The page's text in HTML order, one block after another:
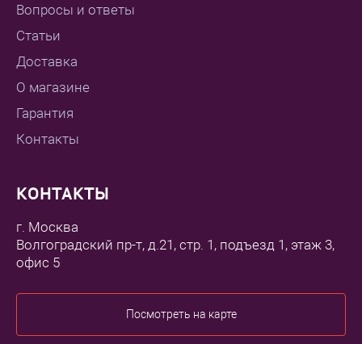
Вопросы и ответы
Статьи
Доставка
О магазине
Гарантия
Контакты
КОНТАКТЫ
г. Москва
Волгоградский пр-т, д.21, стр. 1, подъезд 1, этаж 3,
офис 5
Посмотреть на карте